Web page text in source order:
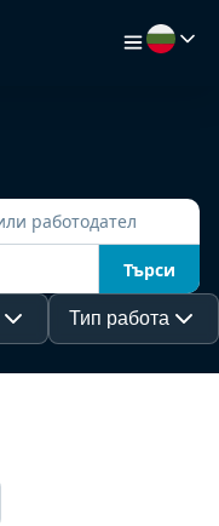
Търси
Тип работа